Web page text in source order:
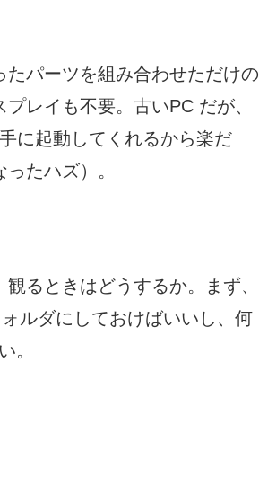
パーツを組み合わせただけの
レイも不要。古いPC だが、
に起動してくれるから楽だ
たハズ）。
るときはどうするか。まず、
ルダにしておけばいいし、何
。